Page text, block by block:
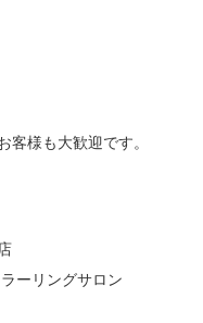
客様も大歓迎です。
ーリングサロン